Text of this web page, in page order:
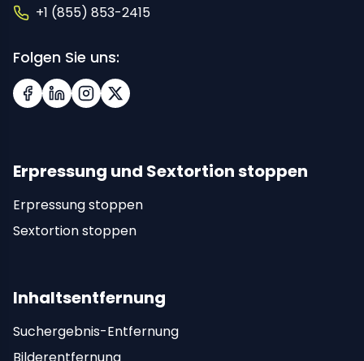
+1 (855) 853-2415
Folgen Sie uns:
Facebook
LinkedInInstagramX (Twitter)
Erpressung und Sextortion stoppen
Erpressung stoppen
Sextortion stoppen
Inhaltsentfernung
Suchergebnis-Entfernung